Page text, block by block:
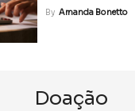
By Amanda Bonetto
Doação